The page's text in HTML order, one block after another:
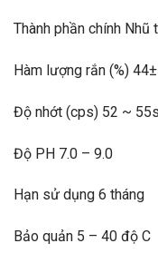
Thành phần chính
Hàm lượng rắn (%)
Độ nhớt (cps) 52 ~
Độ PH 7.0 – 9.0
Hạn sử dụng 6 tháng
Bảo quản 5 – 40 độ C